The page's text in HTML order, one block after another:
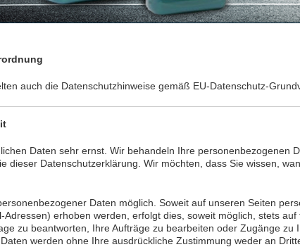
auch die Datenschutzhinweise gemäß EU-Datenschutz-
Daten sehr ernst. Wir behandeln Ihre personenbezogenen
dieser Datenschutzerklärung. Wir möchten, dass Sie wissen,
Daten möglich. Soweit auf unseren Seiten
erhoben werden, erfolgt dies, soweit möglich, stets auf
zu beantworten, Ihre Aufträge zu bearbeiten oder Zugänge zu
werden ohne Ihre ausdrückliche Zustimmung weder an